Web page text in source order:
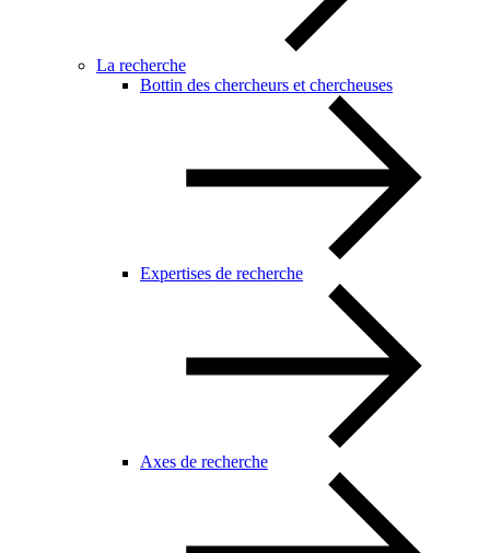
La recherche
Bottin des chercheurs et chercheuses
Expertises de recherche
Axes de recherche